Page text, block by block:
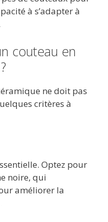
à s’adapter à
couteau en
ne doit pas
critères à
Optez pour
noire, qui
améliorer la